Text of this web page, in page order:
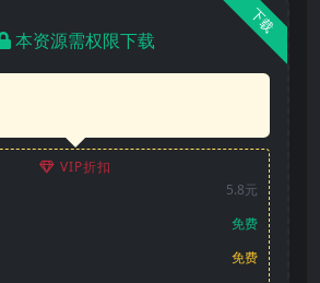
下载
本资源需权限下载
VIP折扣
5.8元
免费
免费